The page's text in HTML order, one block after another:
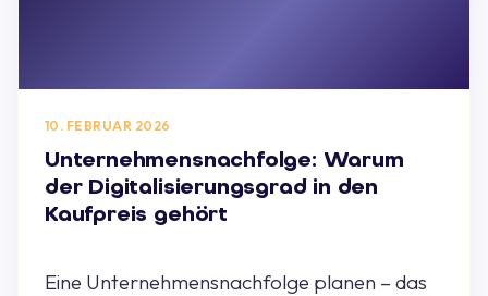
10. FEBRUAR 2026
Unternehmensnachfolge: Warum
der Digitalisierungsgrad in den
Kaufpreis gehört
Eine Unternehmensnachfolge planen – das